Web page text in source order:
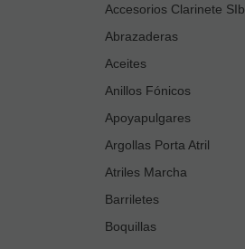
Accesorios Clarinete SIb
Abrazaderas
Aceites
Anillos Fónicos
Apoyapulgares
Argollas Porta Atril
Atriles Marcha
Barriletes
Boquillas